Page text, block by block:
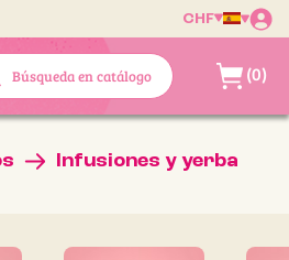
CHF
(0)
Infusiones y yerba